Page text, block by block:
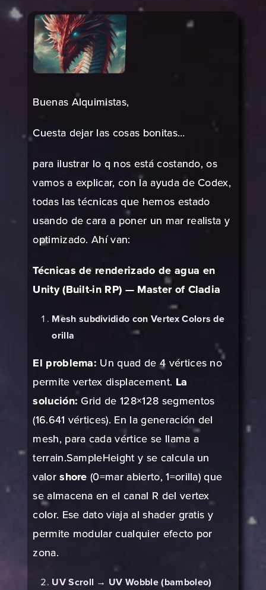
Buenas Alquimistas,
Cuesta dejar las cosas bonitas…
para ilustrar lo q nos está costando, os
vamos a explicar, con la ayuda de Codex,
todas las técnicas que hemos estado
usando de cara a poner un mar realista y
optimizado. Ahí van:
Técnicas de renderizado de agua en
Unity (Built-in RP) — Master of Cladia
Mesh subdividido con Vertex Colors de
orilla
El problema: Un quad de 4 vértices no
permite vertex displacement. La
solución: Grid de 128×128 segmentos
(16.641 vértices). En la generación del
mesh, para cada vértice se llama a
terrain.SampleHeight y se calcula un
valorshore (0=mar abierto, 1=orilla) que
se almacena en el canal R del vertex
color. Ese dato viaja al shader gratis y
permite modular cualquier efecto por
zona.
UV Scroll → UV Wobble (bamboleo)